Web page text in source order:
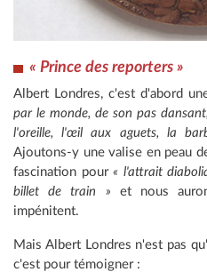
« Prince des reporters »
Albert Londres, c'est d'abord
par le monde, de son pas
l'oreille, l'œil aux aguets, la
Ajoutons-y une valise en peau
fascination pour « l'attrait
billet de train » et nous
impénitent.
Mais Albert Londres n'est pas
c'est pour témoigner :